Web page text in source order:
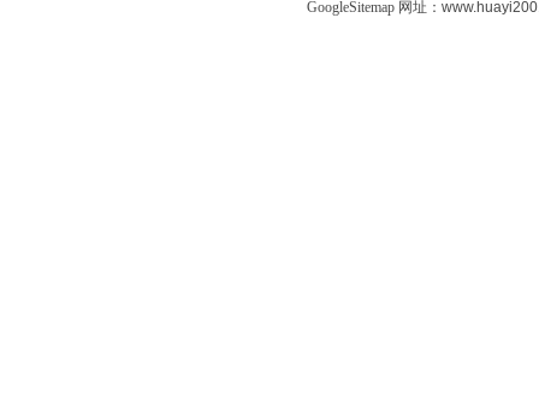
GoogleSitemap 网址：